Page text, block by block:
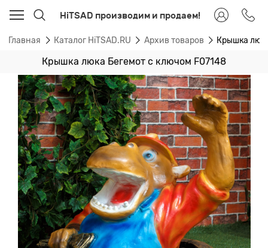
HiTSAD производим и продаем!
Главная Каталог HiTSAD.RU Архив товаров Крышка
Крышка люка Бегемот с ключом F07148